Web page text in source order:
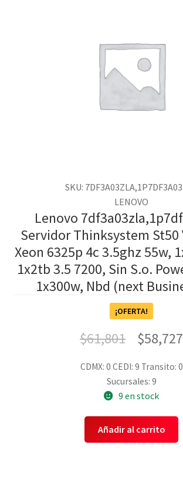
SKU:
LENOVO
Lenovo
Servidor Thinksystem St50
Xeon 6325p 4c 3.5ghz 55w,
1x2tb 3.5 7200, Sin S.o.
1x300w, Nbd (next
¡OFERTA!
$61,801 $58,727
CDMX: 0 CEDI: 9 Transito: 0
Sucursales: 9
9 en stock
Añadir al carrito